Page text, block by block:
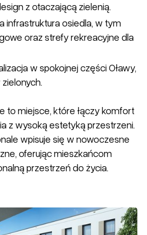
z otaczającą zielenią.
infrastruktura osiedla, w tym
oraz strefy rekreacyjne dla
w spokojnej części Oławy,
to miejsce, które łączy komfort
z wysoką estetyką przestrzeni.
wpisuje się w nowoczesne
oferując mieszkańcom
przestrzeń do życia.